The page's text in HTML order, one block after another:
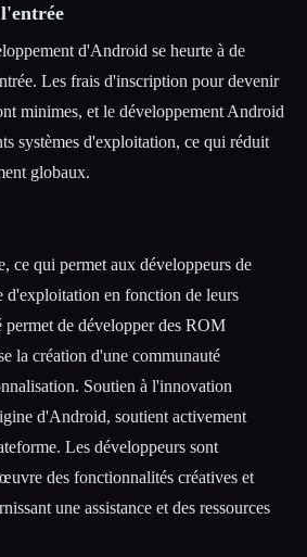
d'Android se heurte à de
Les frais d'inscription pour devenir
minimes, et le développement Android
systèmes d'exploitation, ce qui réduit
globaux.
ce qui permet aux développeurs de
d'exploitation en fonction de leurs
de développer des ROM
la création d'une communauté
Soutien à l'innovation
d'Android, soutient activement
Les développeurs sont
des fonctionnalités créatives et
une assistance et des ressources